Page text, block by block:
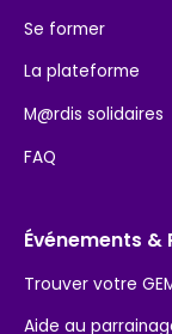
Se former
La plateforme
M@rdis solidaires
FAQ
Événements &
Trouver votre
Aide au